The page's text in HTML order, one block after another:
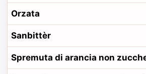
Orzata
Sanbittèr
Spremuta di arancia non